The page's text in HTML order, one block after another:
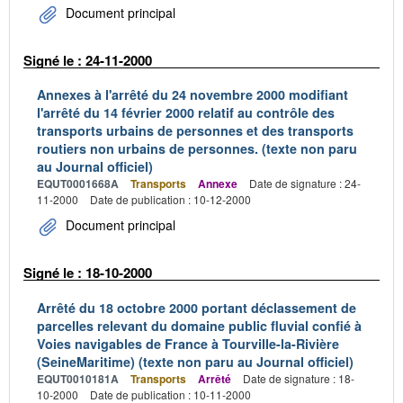
Document principal
Signé le : 24-11-2000
Annexes à l'arrêté du 24 novembre 2000 modifiant
l'arrêté du 14 février 2000 relatif au contrôle des
transports urbains de personnes et des transports
routiers non urbains de personnes. (texte non paru
au Journal officiel)
EQUT0001668A Transports Annexe
Date de signature : 24-
11-2000
Date de publication : 10-12-2000
Document principal
Signé le : 18-10-2000
Arrêté du 18 octobre 2000 portant déclassement de
parcelles relevant du domaine public fluvial confié à
Voies navigables de France à Tourville-la-Rivière
(SeineMaritime) (texte non paru au Journal officiel)
EQUT0010181A Transports Arrêté
Date de signature : 18-
10-2000
Date de publication : 10-11-2000